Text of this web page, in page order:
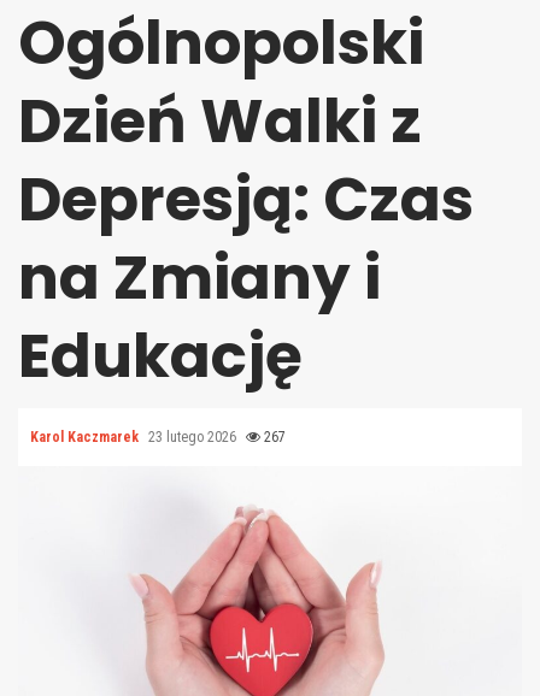
Ogólnopolski
Dzień Walki z
Depresją: Czas
na Zmiany i
Edukację
Karol Kaczmarek 23 lutego 2026 267